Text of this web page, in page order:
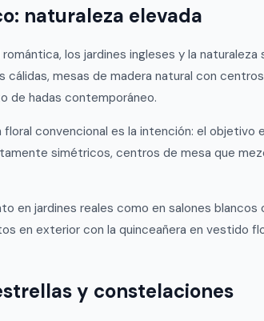
naturaleza elevada
los jardines ingleses y la
cálidas, mesas de madera natural con
de hadas contemporáneo.
convencional es la intención: el objetivo
simétricos, centros de mesa que
jardines reales como en salones
en exterior con la quinceañera en vestido
y constelaciones